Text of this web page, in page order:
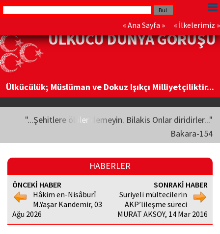
« Ana Sayfa » « İlkelerimiz »
ÜLKÜCÜ DÜNYA GÖRÜŞÜ
Ülkücülük; Müslüman ve Dokuz Işıkçı Milliyetçiliktir...
"...Şehitlere ölüler demeyin. Bilakis Onlar diridirler..."
Bakara-154
HABERLER
ÖNCEKİ HABER
Hâkim en-Nisâburî
M.Yaşar Kandemir, 03
Ağu 2026
SONRAKİ HABER
Suriyeli mültecilerin
AKP’lileşme süreci
MURAT AKSOY, 14 Mar 2016